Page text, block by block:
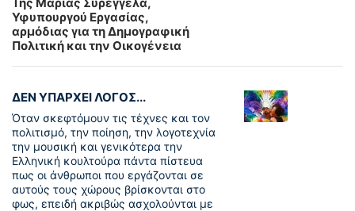
Της Μαρίας Συρεγγέλα,
Υφυπουργού Εργασίας,
αρμόδιας για τη Δημογραφική
Πολιτική και την Οικογένεια
ΔΕΝ ΥΠΑΡΧΕΙ ΛΟΓΟΣ...
Όταν σκεφτόμουν τις τέχνες και τον
πολιτισμό, την ποίηση, την λογοτεχνία
την μουσική και γενικότερα την
Ελληνική κουλτούρα πάντα πίστευα
πως οι άνθρωποι που εργάζονται σε
αυτούς τους χώρους βρίσκονται στο
φως, επειδή ακριβώς ασχολούνται με